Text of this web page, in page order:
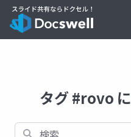
タグ #rovo
検索